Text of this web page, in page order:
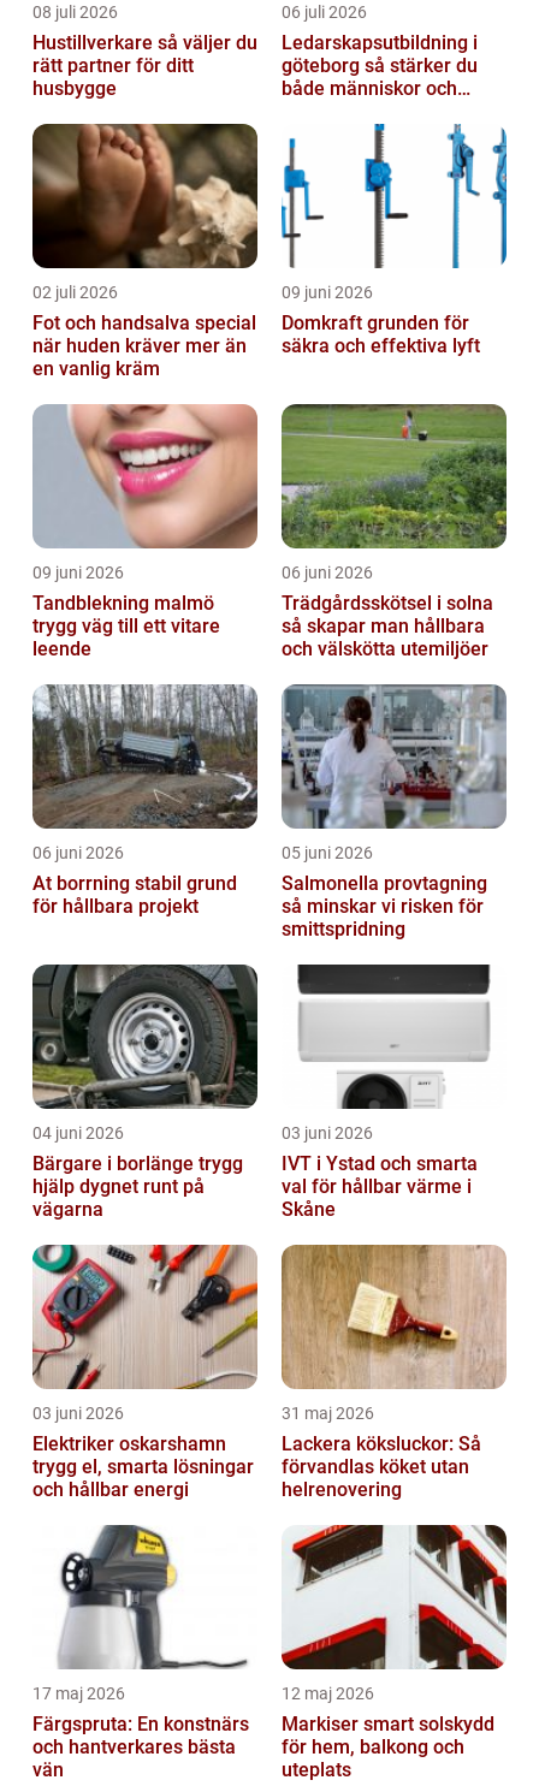
08 juli 2026
Hustillverkare så väljer du
rätt partner för ditt
husbygge
06 juli 2026
Ledarskapsutbildning i
göteborg så stärker du
både människor och
02 juli 2026
Fot och handsalva special
när huden kräver mer än
en vanlig kräm
09 juni 2026
Domkraft grunden för
säkra och effektiva lyft
09 juni 2026
Tandblekning malmö
trygg väg till ett vitare
leende
06 juni 2026
Trädgårdsskötsel i solna
så skapar man hållbara
och välskötta utemiljöer
06 juni 2026
At borrning stabil grund
för hållbara projekt
05 juni 2026
Salmonella provtagning
så minskar vi risken för
smittspridning
04 juni 2026
Bärgare i borlänge trygg
hjälp dygnet runt på
vägarna
03 juni 2026
IVT i Ystad och smarta
val för hållbar värme i
Skåne
03 juni 2026
Elektriker oskarshamn
trygg el, smarta lösningar
och hållbar energi
31 maj 2026
Lackera köksluckor: Så
förvandlas köket utan
helrenovering
17 maj 2026
Färgspruta: En konstnärs
och hantverkares bästa
vän
12 maj 2026
Markiser smart solskydd
för hem, balkong och
uteplats